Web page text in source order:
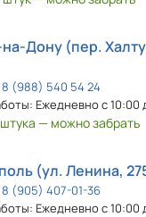
Дону (пер.
8 (988) 540 54 24
Ежедневно с 10:00
штука — можно забрать
(ул. Ленина,
8 (905) 407-01-36
Ежедневно с 10:00